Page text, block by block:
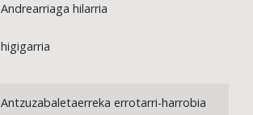
Andrearriaga hilarria
higigarria
Antzuzabaletaerreka errotarri-harrobia